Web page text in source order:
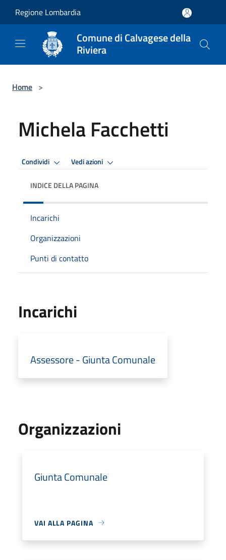
Regione Lombardia
Comune di Calvagese della
Riviera
Home >
Michela Facchetti
Condividi Vedi azioni
INDICE DELLA PAGINA
Incarichi
Organizzazioni
Punti di contatto
Incarichi
Assessore - Giunta Comunale
Organizzazioni
Giunta Comunale
VAI ALLA PAGINA